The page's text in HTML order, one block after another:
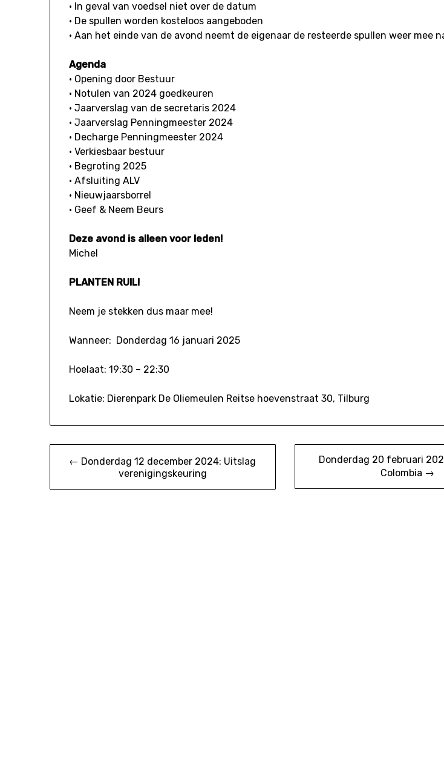
• In geval van voedsel niet over de datum
• De spullen worden kosteloos aangeboden
• Aan het einde van de avond neemt de eigenaar de resteerde spullen weer mee
Agenda
• Opening door Bestuur
• Notulen van 2024 goedkeuren
• Jaarverslag van de secretaris 2024
• Jaarverslag Penningmeester 2024
• Decharge Penningmeester 2024
• Verkiesbaar bestuur
• Begroting 2025
• Afsluiting ALV
• Nieuwjaarsborrel
• Geef & Neem Beurs
Deze avond is alleen voor leden!
Michel
PLANTEN RUIL!
Neem je stekken dus maar mee!
Wanneer: Donderdag 16 januari 2025
Hoelaat: 19:30 – 22:30
Lokatie: Dierenpark De Oliemeulen Reitse hoevenstraat 30, Tilburg
Bericht
← Donderdag 12 december 2024: Uitslag
verenigingskeuring
Donderdag 20 februari
Colombia →